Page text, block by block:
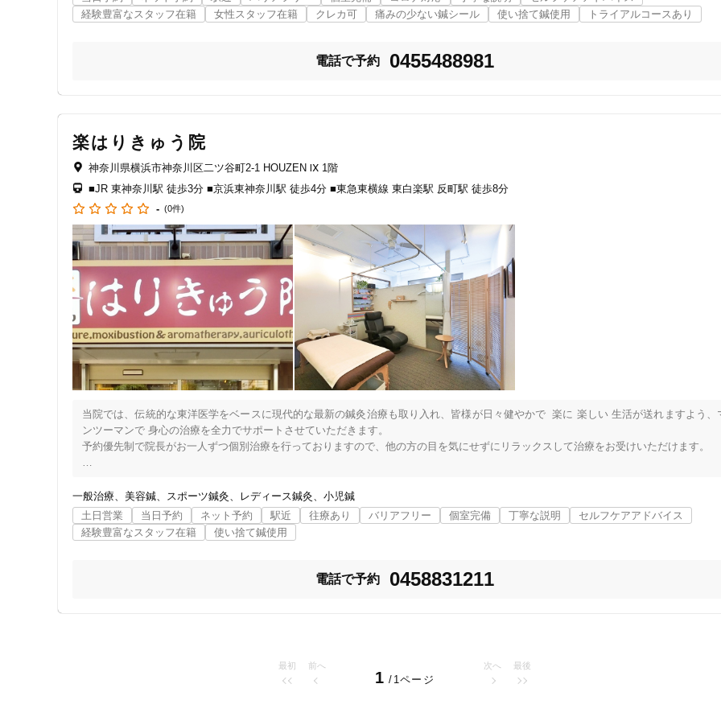
ジャンル
受付時間の特徴
土日営業 20時以降OK
通院手段の特徴
駐車場あり 駅近
設備の特徴
キッズスペースあり バリアフリー
女性向けの特徴
女性スタッフ在籍 女性限定
コロナ対応
チャットでの事前相談
〇交通事故に遭ってしまった方
を取り戻せる時間をお過ごしください。
経験豊富なスタッフ在籍
女性スタッフ在籍 クレカ可 痛みの少ない鍼シール 使い捨て鍼使用 トライアルコースあり
電話で予約 0455488981
楽はりきゅう院
神奈川県横浜市神奈川区二ツ谷町2-1 HOUZEN Ⅸ 1階
■JR 東神奈川駅 徒歩3分 ■京浜東神奈川駅 徒歩4分 ■東急東横線 東白楽駅 反町駅 徒歩8分
- (0件)
当院では、伝統的な東洋医学をベースに現代的な最新の鍼灸治療も取り入れ、皆様が日々健やかで  楽に 楽しい 生活が送れますよう、
ンツーマンで 身心の治療を全力でサポートさせていただきます。
予約優先制で院長がお一人ずつ個別治療を行っておりますので、他の方の目を気にせずにリラックスして治療をお受けいただけます。
日頃の健康維持（元気）のための施術はもちろんですが、今お抱えになっている様々なお身体やココロの不調やお悩み・お困りの事な
ど、何なりと 安心で安全な 針治療 灸治療 専門の当院へお気軽にご相談ください。
また、お顔の筋肉を引き締めリフトアップすると共に、張りが弱くなっている真皮層の刺激でコラーゲンを産生し、お肌の潤いを促す美
容の鍼や Dr.ノジェ式 耳つぼ療法の施術もいたします。
一般治療 美容鍼 スポーツ鍼灸 レディース鍼灸
小児鍼
土日営業
当日予約 ネット予約 駅近 往療あり バリアフリー 個室完備 丁寧な説明
セルフケアアドバイス
経験豊富なスタッフ在籍
使い捨て鍼使用
電話で予約 0458831211
最初 前へ
1 /1ページ
次へ 最後
「健康にはりを見た」